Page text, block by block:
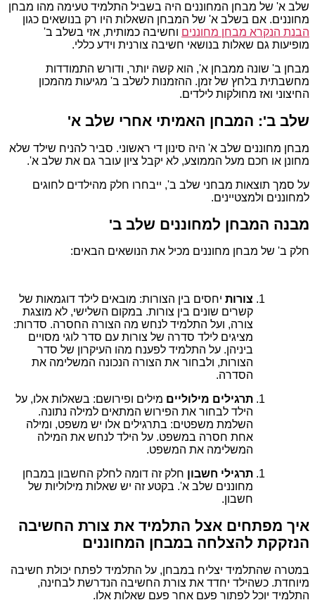
שלב א' של מבחן המחוננים היה בשביל התלמיד טעימה מהו מבחן
מחוננים. אם בשלב א' של המבחן השאלות היו רק בנושאים כגון
הבנת הנקרא מבחן מחוננים וחשיבה כמותית, אזי בשלב ב'
מופיעות גם שאלות בנושאי חשיבה צורנית וידע כללי.
מבחן ב' שונה ממבחן א', הוא קשה יותר, ודורש התמודדות
מחשבתית בלחץ של זמן. ההזמנות לשלב ב' מגיעות מהמכון
החיצוני ואז מחולקות לילדים.
שלב ב': המבחן האמיתי אחרי שלב א'
מבחן מחוננים שלב א' היה סינון די ראשוני. סביר להניח שילד שלא
מחונן או חכם מעל הממוצע, לא יקבל ציון עובר גם את שלב א'.
על סמך תוצאות מבחני שלב ב', ייבחרו חלק מהילדים לחוגים
למחוננים ולמצטיינים.
מבנה המבחן למחוננים שלב ב'
חלק ב' של מבחן מחוננים מכיל את הנושאים הבאים:
צורות יחסים בין הצורות: מובאים לילד דוגמאות של
קשרים שונים בין צורות. במקום השלישי, לא מוצגת
צורה, ועל התלמיד לנחש מה הצורה החסרה. סדרות:
מציגים לילד סדרה של צורות עם סדר לוגי מסויים
ביניהן. על התלמיד לפענח מהו העיקרון של סדר
הצורות, ולבחור את הצורה הנכונה המשלימה את
הסדרה.
תרגילים מילוליים מילים ופירושם: בשאלות אלו, על
הילד לבחור את הפירוש המתאים למילה נתונה.
השלמת משפטים: בתרגילים אלו יש משפט, ומילה
אחת חסרה במשפט. על הילד לנחש את המילה
המשלימה את המשפט.
תרגילי חשבון חלק זה דומה לחלק החשבון במבחן
מחוננים שלב א'. בקטע זה יש שאלות מילוליות של
חשבון.
איך מפתחים אצל התלמיד את צורת החשיבה
הנזקקת להצלחה במבחן המחוננים
במטרה שהתלמיד יצליח במבחן, על התלמיד לפתח יכולת חשיבה
מיוחדת. כשהילד יחדד את צורת החשיבה הנדרשת לבחינה,
התלמיד יוכל לפתור פעם אחר פעם שאלות אלו.